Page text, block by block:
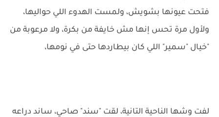
فتحت عيونها بشويش، ولمست الهدوء اللي حواليها،
ولأول مرة تحس إنها مش خايفة من بكرة، ولا مرعوبة من
"خيال "سمير" اللي كان بيطاردها حتى في نومها،
لفت وشها الناحية التانية، لقت "سند" صاحي، ساند دراعه